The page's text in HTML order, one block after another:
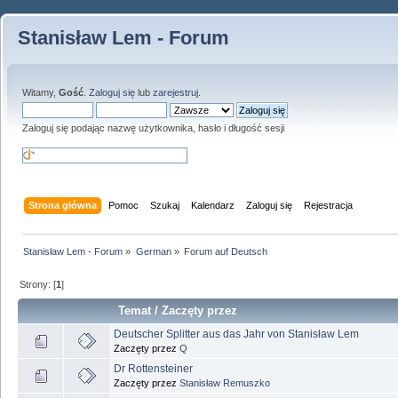
Stanisław Lem - Forum
Witamy, Gość Zaloguj się lub zarejestruj
Zaloguj się podając nazwę użytkownika, hasło i długość sesji
Strona główna Pomoc Szukaj Kalendarz Zaloguj się Rejestracja
Stanisław Lem - Forum » German» Forum auf Deutsch
Strony: [1]
Temat/Zaczęty przez
Deutscher Splitter aus das Jahr von Stanisław Lem
Zaczęty przez Q
Dr Rottensteiner
Zaczęty przez Stanisław Remuszko